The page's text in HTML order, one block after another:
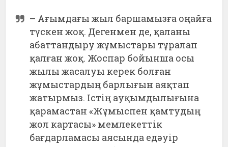
– Ағымдағы жыл баршамызға оңайға
түскен жоқ. Дегенмен де, қаланы
абаттандыру жұмыстары тұралап
қалған жоқ. Жоспар бойынша осы
жылы жасалуы керек болған
жұмыстардың барлығын аяқтап
жатырмыз. Істің ауқымдылығына
қарамастан «Жұмыспен қамтудың
жол картасы» мемлекеттік
бағдарламасы аясында едәуір